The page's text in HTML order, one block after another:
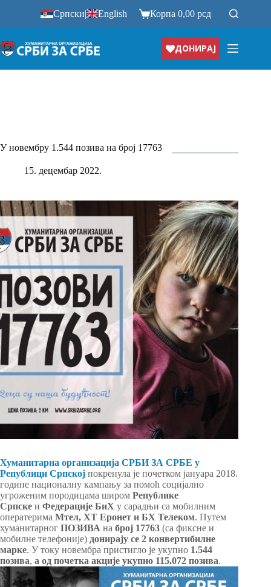
Српски| English Корпа0,00рсд
ДОНИРАЈ
У новембру 1.544 позивa на број 17763
15. децембар 2022.
Хуманитарна организација СРБИ ЗА СРБЕ у
Републици Српској покренула је почетком јануара 2018.
године националну кампању за помоћ социјално
угроженим породицама широм Републике
Српске и Федерације БиХ у сарадњи са мобилним
оператерима Мтел, ХТ Еронет и БХ Телеком. Путем
хуманитарног ПОЗИВА на број 17763 (са фиксне и
мобилне телефоније) донирају се 2 конвертибилне
марке. У току новембра пристигло је укупно 1.544
позива, а од почетка акције укупно 115.072 позива.